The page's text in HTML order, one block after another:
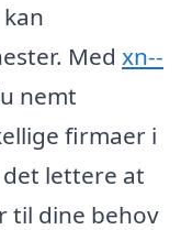
Med xn--
nemt
firmaer i
lettere at
til dine behov